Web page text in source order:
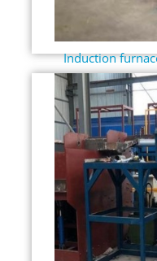
Induction